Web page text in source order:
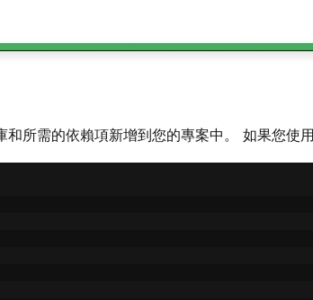
所需的依賴項新增到您的專案中。 如果您